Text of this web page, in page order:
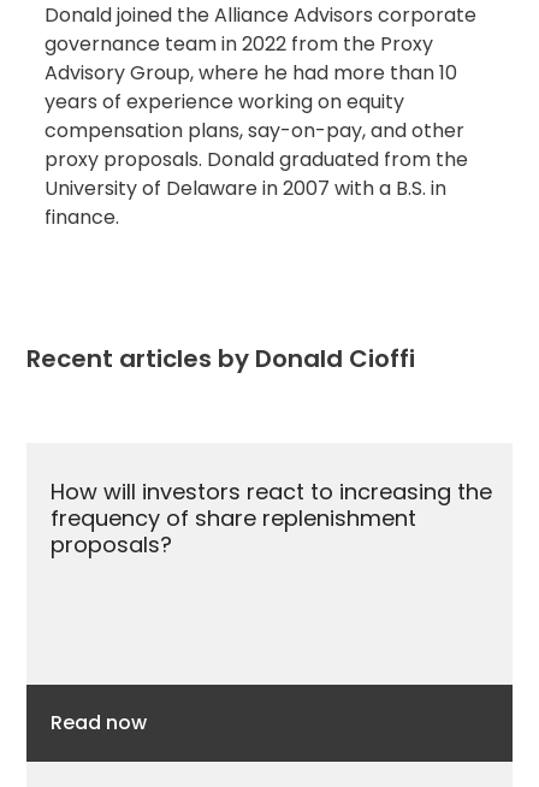
Donald joined the Alliance Advisors corporate
governance team in 2022 from the Proxy
Advisory Group, where he had more than 10
years of experience working on equity
compensation plans, say-on-pay, and other
proxy proposals. Donald graduated from the
University of Delaware in 2007 with a B.S. in
finance.
Recent articles by Donald Cioffi
the
left
and
access
the
How will investors react to increasing the
frequency of share replenishment
proposals?
Read now